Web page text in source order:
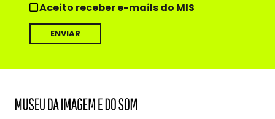
Aceito receber e-mails do MIS